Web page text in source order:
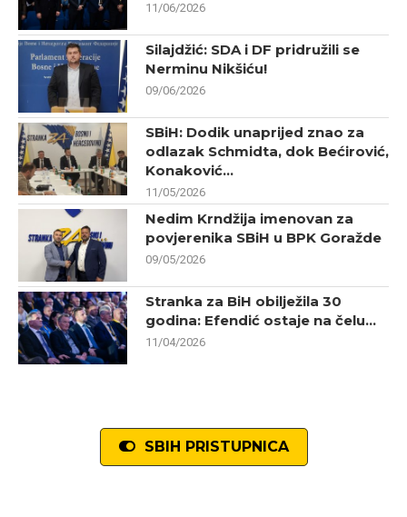
11/06/2026
Silajdžić: SDA i DF pridružili se
Nerminu Nikšiću!
09/06/2026
SBiH: Dodik unaprijed znao za
odlazak Schmidta, dok Bećirović,
Konaković...
11/05/2026
Nedim Krndžija imenovan za
povjerenika SBiH u BPK Goražde
09/05/2026
Stranka za BiH obilježila 30
godina: Efendić ostaje na čelu...
11/04/2026
SBIH PRISTUPNICA